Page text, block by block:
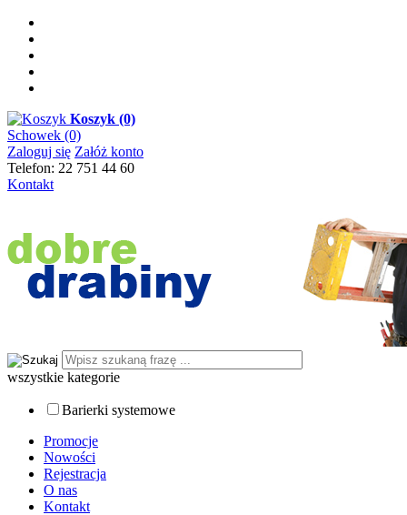
Koszyk (0)
Schowek (0)
Zaloguj się Załóż konto
Telefon: 22 751 44 60
Kontakt
wszystkie kategorie
Barierki systemowe
Promocje
Nowości
Rejestracja
O nas
Kontakt